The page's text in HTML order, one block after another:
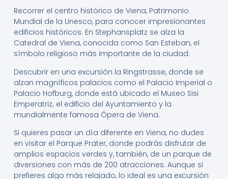
Recorrer el centro histórico de Viena, Patrimonio
Mundial de la Unesco, para conocer impresionantes
edificios históricos. En Stephansplatz se alza la
Catedral de Viena, conocida como San Esteban, el
símbolo religioso más importante de la ciudad.
Descubrir en una excursión la Ringstrasse, donde se
alzan magníficos palacios como el Palacio Imperial o
Palacio Hofburg, donde está ubicado el Museo Sisi
Emperatriz; el edificio del Ayuntamiento y la
mundialmente famosa Ópera de Viena.
Si quieres pasar un día diferente en Viena, no dudes
en visitar el Parque Prater, donde podrás disfrutar de
amplios espacios verdes y, también, de un parque de
diversiones con más de 200 atracciones. Aunque si
prefieres algo más relajado, lo ideal es una excursión